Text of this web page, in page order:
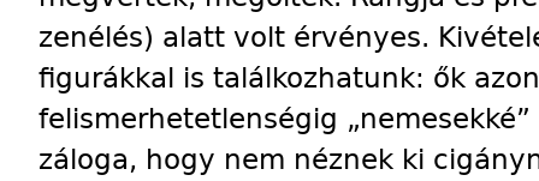
zenélés) alatt volt érvényes.
figurákkal is találkozhatunk: ők
felismerhetetlenségig
záloga, hogy nem néznek ki